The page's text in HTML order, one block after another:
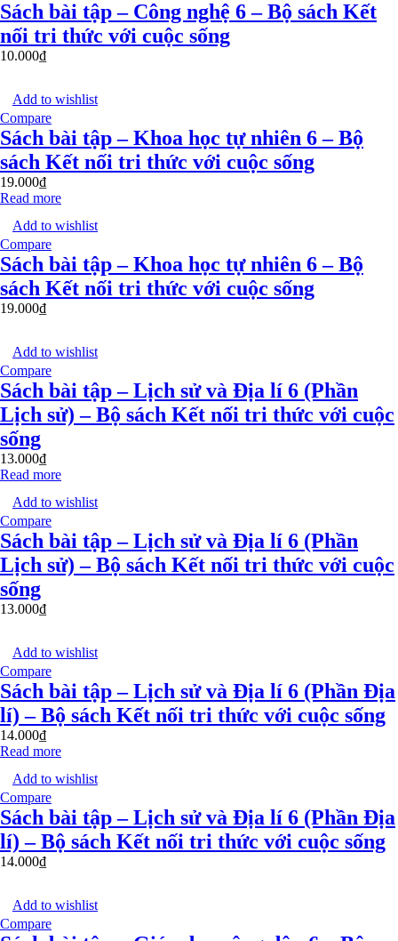
Sách bài tập – Công nghệ 6 – Bộ sách Kết
nối tri thức với cuộc sống
10.000₫
Add to wishlist
Compare
Sách bài tập – Khoa học tự nhiên 6 – Bộ
sách Kết nối tri thức với cuộc sống
19.000₫
Read more
Add to wishlist
Compare
Sách bài tập – Khoa học tự nhiên 6 – Bộ
sách Kết nối tri thức với cuộc sống
19.000₫
Add to wishlist
Compare
Sách bài tập – Lịch sử và Địa lí 6 (Phần
Lịch sử) – Bộ sách Kết nối tri thức với cuộc
sống
13.000₫
Read more
Add to wishlist
Compare
Sách bài tập – Lịch sử và Địa lí 6 (Phần
Lịch sử) – Bộ sách Kết nối tri thức với cuộc
sống
13.000₫
Add to wishlist
Compare
Sách bài tập – Lịch sử và Địa lí 6 (Phần Địa
lí) – Bộ sách Kết nối tri thức với cuộc sống
14.000₫
Read more
Add to wishlist
Compare
Sách bài tập – Lịch sử và Địa lí 6 (Phần Địa
lí) – Bộ sách Kết nối tri thức với cuộc sống
14.000₫
Add to wishlist
Compare